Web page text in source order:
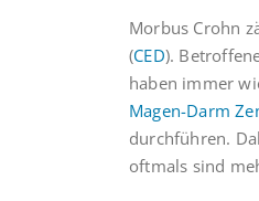
Morbus Crohn
(CED).
haben immer
Magen-Darm
durchführen.
oftmals sind